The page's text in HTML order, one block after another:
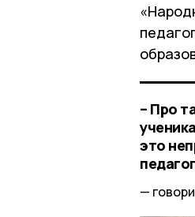
– Про
это